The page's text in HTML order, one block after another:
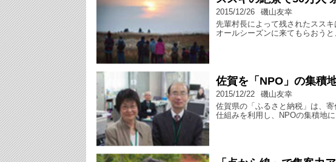
2015/12/26
磯山友幸
先輩村長によって残されたスス
オールシーズンに来てもらおう
佐賀を「NPO」の集積
2015/12/22
磯山友幸
佐賀県の「ふるさと納税」は、
仕組みを利用し、NPOの集積地